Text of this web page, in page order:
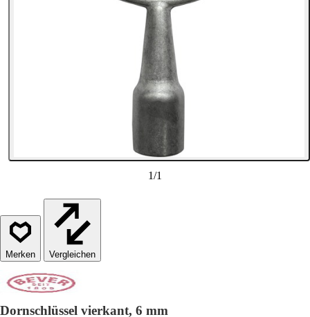
1/1
Vergleichen
Dornschlüssel vierkant, 6 mm